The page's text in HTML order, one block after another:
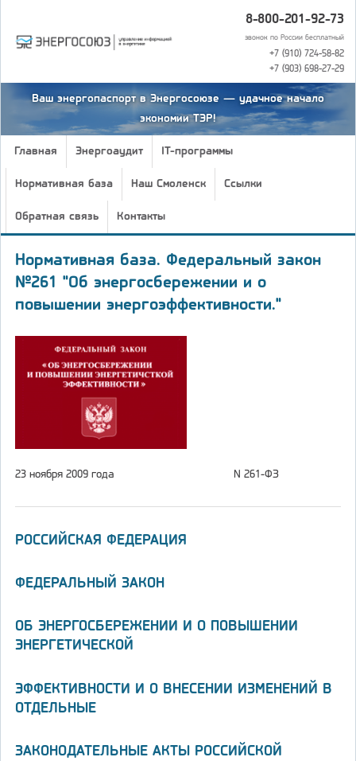
8-800-201-92-73
звонок по России бесплатный
+7 (910) 724-58-82
+7 (903) 698-27-29
Ваш энергопаспорт в Энергосоюзе — удачное начало
экономии ТЭР!
Главная Энергоаудит IT-программы
Нормативная база Наш Смоленск Ссылки
Обратная связь Контакты
Нормативная база. Федеральный закон
№261 "Об энергосбережении и о
повышении энергоэффективности."
23 ноября 2009 года N 261-ФЗ
РОССИЙСКАЯ ФЕДЕРАЦИЯ
ФЕДЕРАЛЬНЫЙ ЗАКОН
ОБ ЭНЕРГОСБЕРЕЖЕНИИ И О ПОВЫШЕНИИ
ЭНЕРГЕТИЧЕСКОЙ
ЭФФЕКТИВНОСТИ И О ВНЕСЕНИИ ИЗМЕНЕНИЙ В
ОТДЕЛЬНЫЕ
ЗАКОНОДАТЕЛЬНЫЕ АКТЫ РОССИЙСКОЙ